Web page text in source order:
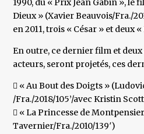
1990, du « Prix Jean Gabin », le
Dieux » (Xavier Beauvois/Fra./
en 2011, trois « César » et deux
En outre, ce dernier film et
acteurs, seront projetés, ces
 « Au Bout des Doigts »
/Fra./2018/105’/avec Kristin
 « La Princesse de
Tavernier/Fra./2010/139′)